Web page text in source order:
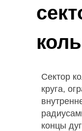
Сектор
круга,
концы